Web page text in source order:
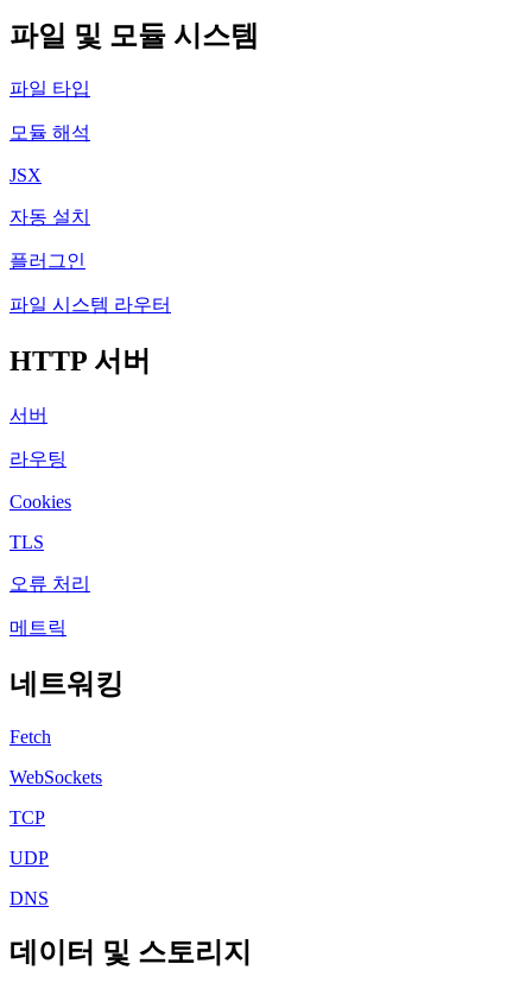
파일 및 모듈 시스템
파일 타입
모듈 해석
JSX
자동 설치
플러그인
파일 시스템 라우터
HTTP 서버
서버
라우팅
Cookies
TLS
오류 처리
메트릭
네트워킹
Fetch
WebSockets
TCP
UDP
DNS
데이터 및 스토리지